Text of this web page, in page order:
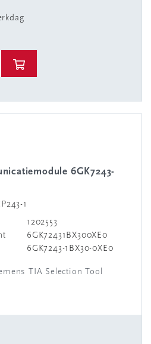
1
1202553
6GK72431BX300XE0
6GK7243-1BX30-0XE0
TIA Selection Tool